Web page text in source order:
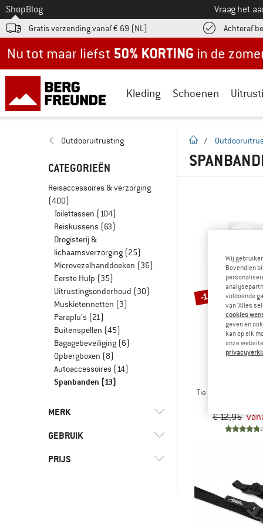
Naar
ShopBlog Vraag het
Gratis verzending vanaf € 69 (NL) Achteraf
Kleding Schoenen
Outdooruitrusting
CATEGORIEËN
Reisaccessoires & verzorging
(400)
Toilettassen (104)
Reiskussens (63)
Drogisterij &
lichaamsverzorging (25)
Microvezelhanddoeken (36)
Eerste Hulp (35)
Uitrustingsonderhoud (30)
Muskietennetten (3)
Paraplu's (21)
Buitenspellen (45)
Bagagebeveiliging (6)
Opbergboxen (8)
Autoaccessoires (14)
Spanbanden (13)
MERK
GEBRUIK
Bikepacking
PRIJS
Startpagina
/
-15%
Tie Down
€ 12,95
Wij
Bovendien
voldoende
van ‘Alles
cookies
geven en
kan op elk
onze